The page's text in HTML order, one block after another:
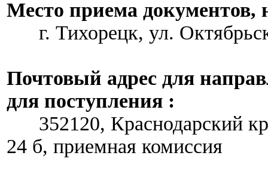
Место приема документов,
г. Тихорецк, ул.
Почтовый адрес для
для поступления :
352120, Краснодарский
24 б, приемная комиссия